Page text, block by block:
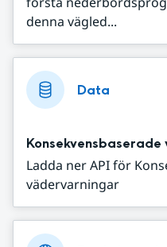
denna vägled...
Data
Ladda ner API för
vädervarningar